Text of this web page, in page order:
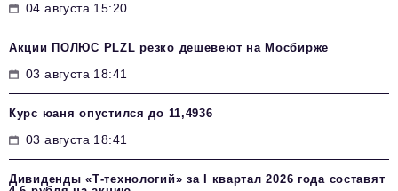
04 августа 15:20
Акции ПОЛЮС PLZL резко дешевеют на Мосбирже
03 августа 18:41
Курс юаня опустился до 11,4936
03 августа 18:41
Дивиденды «Т-технологий» за I квартал 2026 года составят